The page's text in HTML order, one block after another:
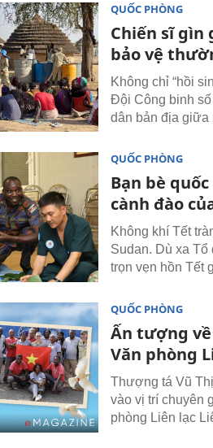
QUỐC PHÒNG
Chiến sĩ
bảo vệ
Không chỉ “hồi
Đội Công binh
dân bản địa giữa
QUỐC PHÒNG
Bạn bè
cành đào
Không khí Tết
Sudan. Dù xa
trọn vẹn hồn Tết
QUỐC PHÒNG
Ấn tượng
Văn phòng
Thượng tá Vũ
vào vị trí chuyên
phòng Liên lạc